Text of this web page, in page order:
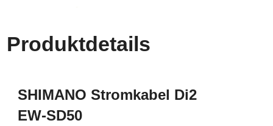
Produktdetails
SHIMANO Stromkabel Di2
EW-SD50